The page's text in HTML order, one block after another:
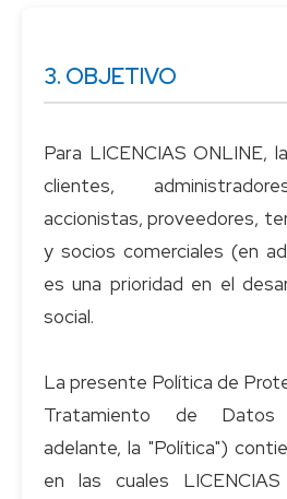
3. OBJETIVO
Para LICENCIAS ONLINE,
clientes,
accionistas, proveedores,
y socios comerciales (en
es una prioridad en el
social.
La presente Política de
Tratamiento de Datos
adelante, la "Política")
en las cuales